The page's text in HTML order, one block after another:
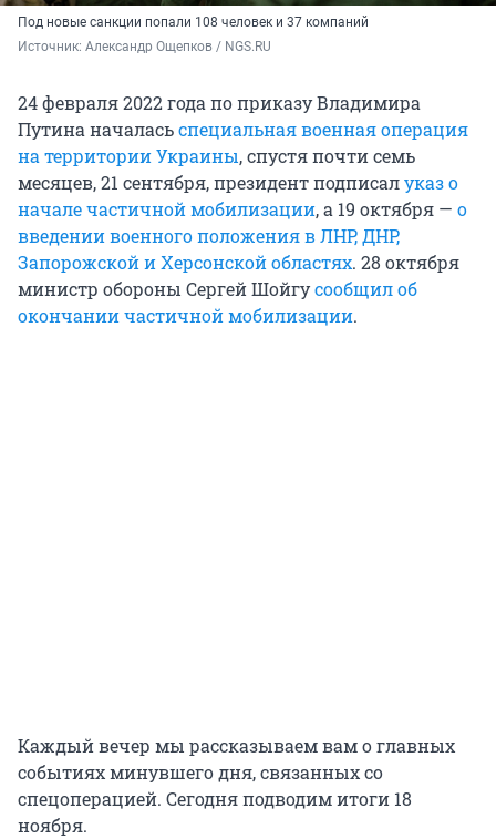
Под новые санкции попали 108 человек и 37 компаний
Источник: Александр Ощепков / NGS.RU
24 февраля 2022 года по приказу Владимира
Путина началасьспециальная военная операция
на территории Украины, спустя почти семь
месяцев, 21 сентября, президент подписалуказ о
начале частичной мобилизации, а 19 октября — о
введении военного положения в ЛНР, ДНР,
Запорожской и Херсонской областях. 28 октября
министр обороны Сергей Шойгусообщил об
окончании частичной мобилизации.
Каждый вечер мы рассказываем вам о главных
событиях минувшего дня, связанных со
спецоперацией. Сегодня подводим итоги 18
ноября.